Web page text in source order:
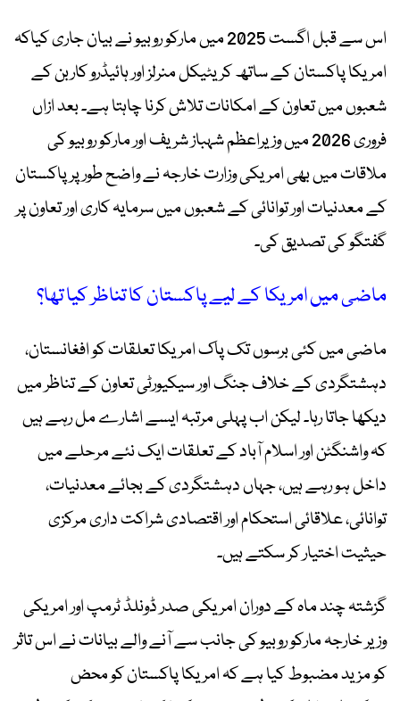
اس سے قبل اگست 2025 میں مارکو روبیو نے بیان جاری کیاکہ
امریکا پاکستان کے ساتھ کریٹیکل منرلز اور ہائیڈرو کاربن کے
شعبوں میں تعاون کے امکانات تلاش کرنا چاہتا ہے۔ بعد ازاں
فروری 2026 میں وزیراعظم شہباز شریف اور مارکو روبیو کی
ملاقات میں بھی امریکی وزارت خارجہ نے واضح طور پر پاکستان
کے معدنیات اور توانائی کے شعبوں میں سرمایہ کاری اور تعاون پر
گفتگو کی تصدیق کی۔
ماضی میں امریکا کے لیے پاکستان کا تناظر کیا تھا؟
ماضی میں کئی برسوں تک پاک امریکا تعلقات کو افغانستان،
دہشتگردی کے خلاف جنگ اور سیکیورٹی تعاون کے تناظر میں
دیکھا جاتا رہا۔ لیکن اب پہلی مرتبہ ایسے اشارے مل رہے ہیں
کہ واشنگٹن اور اسلام آباد کے تعلقات ایک نئے مرحلے میں
داخل ہو رہے ہیں، جہاں دہشتگردی کے بجائے معدنیات،
توانائی، علاقائی استحکام اور اقتصادی شراکت داری مرکزی
حیثیت اختیار کر سکتے ہیں۔
گزشتہ چند ماہ کے دوران امریکی صدر ڈونلڈ ٹرمپ اور امریکی
وزیر خارجہ مارکو روبیو کی جانب سے آنے والے بیانات نے اس تاثر
کو مزید مضبوط کیا ہے کہ امریکا پاکستان کو محض